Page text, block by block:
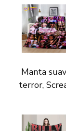
Manta
terror,